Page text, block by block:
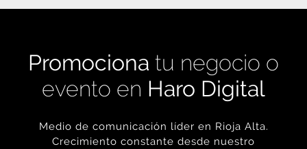
Promociona tu negocio o
evento en Haro Digital
Medio de comunicación líder en Rioja Alta.
Crecimiento constante desde nuestro